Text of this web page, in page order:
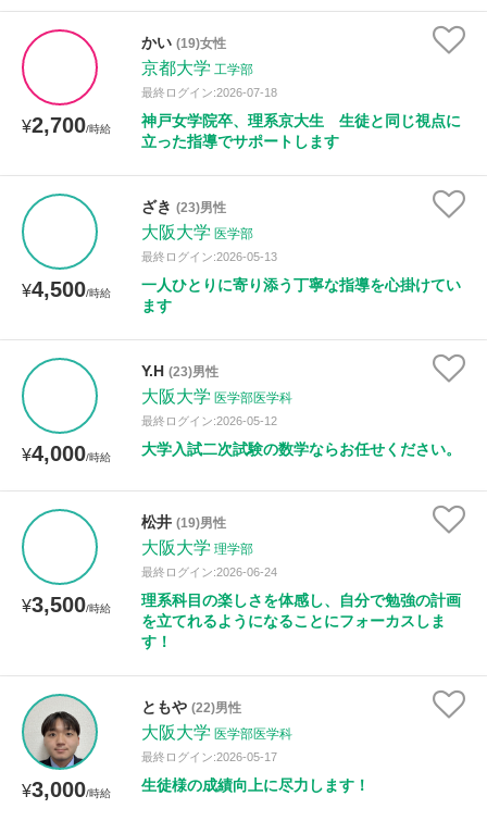
¥2,700/時給
かい (19)女性
京都大学 工学部
最終ログイン:2026-07-18
神戸女学院卒、理系京大生 生徒と同じ視点に
立った指導でサポートします
¥4,500/時給
ざき (23)男性
大阪大学 医学部
最終ログイン:2026-05-13
一人ひとりに寄り添う丁寧な指導を心掛けてい
ます
¥4,000/時給
Y.H (23)男性
大阪大学 医学部医学科
最終ログイン:2026-05-12
大学入試二次試験の数学ならお任せください。
¥3,500/時給
松井 (19)男性
大阪大学 理学部
最終ログイン:2026-06-24
理系科目の楽しさを体感し、自分で勉強の計画
を立てれるようになることにフォーカスしま
す！
¥3,000/時給
ともや (22)男性
大阪大学 医学部医学科
最終ログイン:2026-05-17
生徒様の成績向上に尽力します！
距離：15km以内
年齢：18-101歳
性別